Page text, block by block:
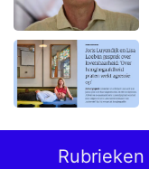
Rubrieken